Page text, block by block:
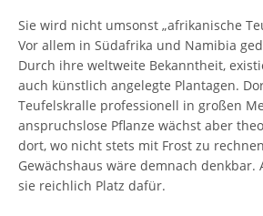
Sie wird nicht umsonst „afrikanische
Vor allem in Südafrika und Namibia
Durch ihre weltweite Bekanntheit,
auch künstlich angelegte Plantagen.
Teufelskralle professionell in großen
anspruchslose Pflanze wächst aber
dort, wo nicht stets mit Frost zu
Gewächshaus wäre demnach
sie reichlich Platz dafür.